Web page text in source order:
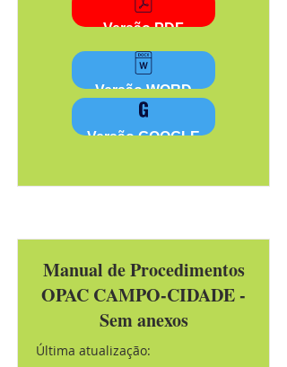
Versão PDF
Versão WORD
Versão GOOGLE
Manual de Procedimentos
OPAC CAMPO-CIDADE -
Sem anexos
Última atualização: